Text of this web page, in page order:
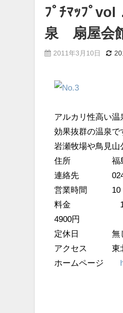
ﾌﾟﾁﾏｯﾌﾟ
泉 扇屋会
2011年3月10日
アルカリ性高い
効果抜群の温泉で
岩瀬牧場や鳥見山
住所 福島県
連絡先 0248-
営業時間 10：
料金 1,500円
4900円
定休日 無
アクセス 東北
ホームページ